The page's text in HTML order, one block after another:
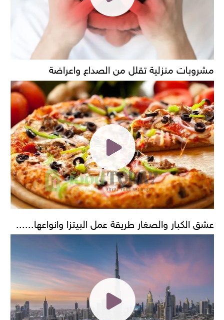
مشروبات منزلية تقلل من الصداع واعراضة
عشق الكبار والصغار طريقة عمل البيتزا وانواعها......